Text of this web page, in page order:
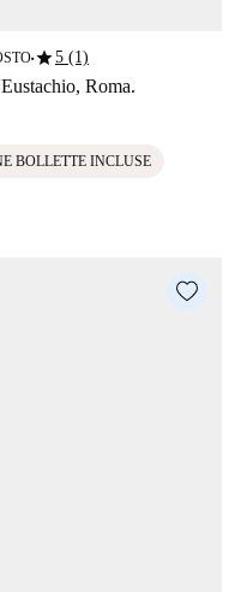
■star5 (1)
Roma.
BOLLETTE INCLUSE